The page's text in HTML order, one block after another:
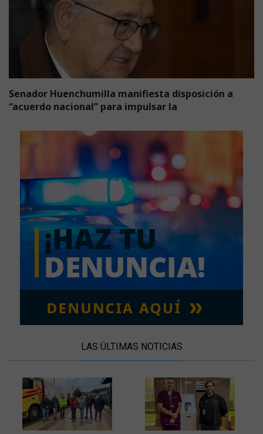
Senador Huenchumilla manifiesta disposición a
“acuerdo nacional” para impulsar la
LAS ÚLTIMAS NOTICIAS